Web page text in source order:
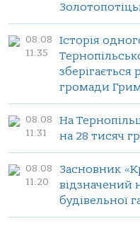
08.08
11:35
Історія
громади
08.08
11:31
На
на 28 тисяч
08.08
11:20
Засновник
відзначений
будівельної